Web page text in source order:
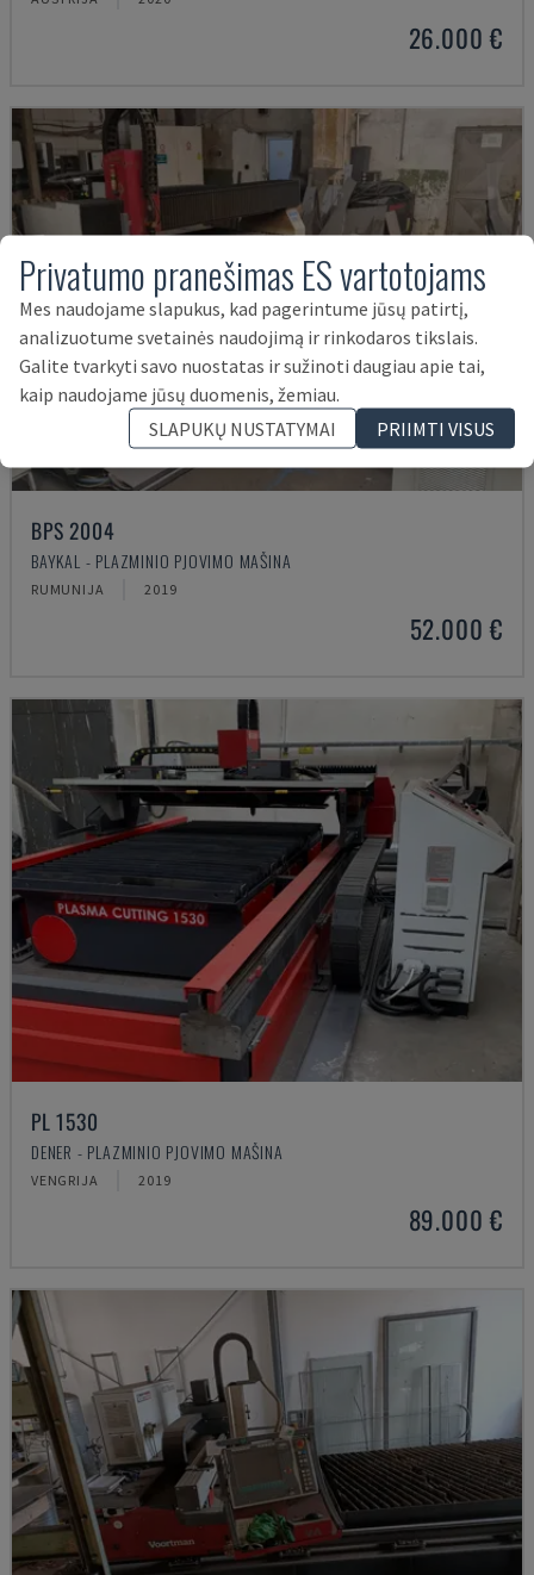
26.000 €
BPS 2004
BAYKAL - PLAZMINIO PJOVIMO MAŠINA
RUMUNIJA 2019
52.000 €
PL 1530
DENER - PLAZMINIO PJOVIMO MAŠINA
VENGRIJA 2019
89.000 €
Privatumo pranešimas ES vartotojams
Mes naudojame slapukus, kad pagerintume jūsų patirtį,
analizuotume svetainės naudojimą ir rinkodaros tikslais.
Galite tvarkyti savo nuostatas ir sužinoti daugiau apie tai,
kaip naudojame jūsų duomenis, žemiau.
SLAPUKŲ NUSTATYMAI
PRIIMTI VISUS